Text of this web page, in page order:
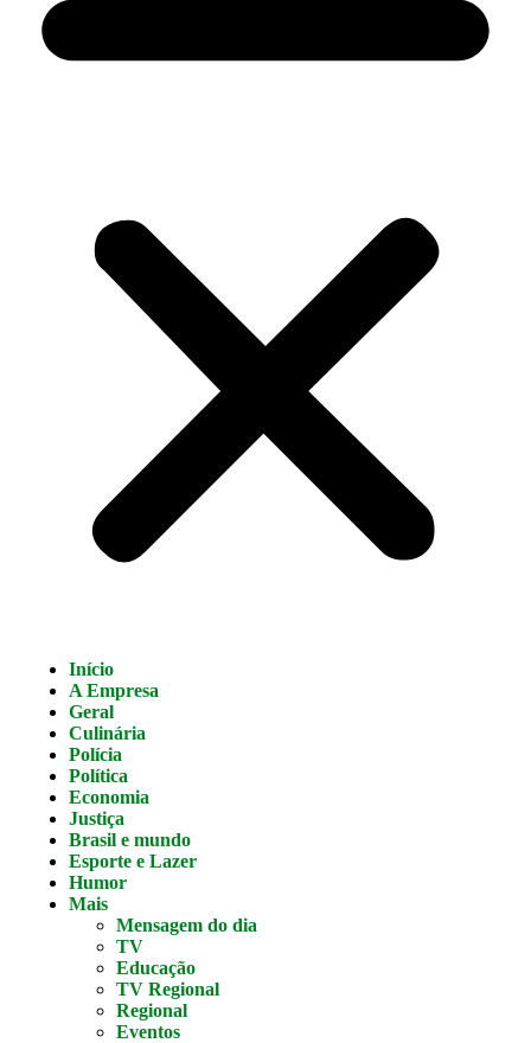
Início
A Empresa
Geral
Culinária
Polícia
Política
Economia
Justiça
Brasil e mundo
Esporte e Lazer
Humor
Mais
Mensagem do dia
TV
Educação
TV Regional
Regional
Eventos